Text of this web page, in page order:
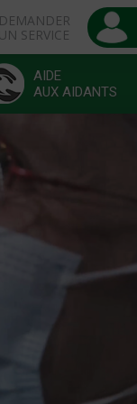
DEMANDER
UN SERVICE
AIDE
AUX AIDANTS